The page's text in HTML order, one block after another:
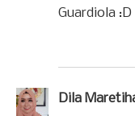
Guardiola :D
Dila